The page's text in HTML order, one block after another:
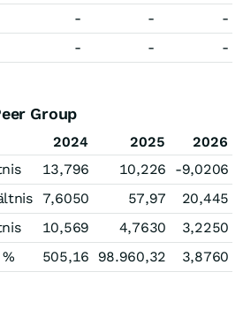
- -
-
- - -
Group
2024 2025
2026
13,796 10,226
-9,0206
7,6050 57,97
20,445
10,569 4,7630
3,2250
505,16 98.960,32 3,8760